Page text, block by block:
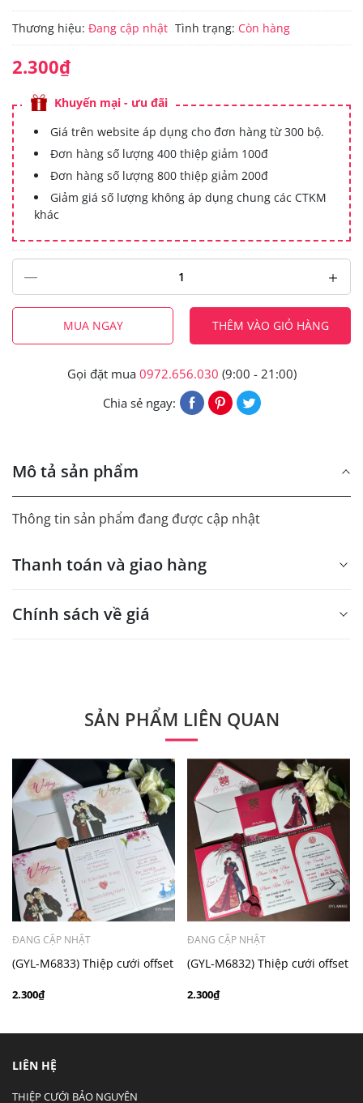
Thương hiệu: Đang cập nhật Tình trạng: Còn hàng
2.300₫
Khuyến mại - ưu đãi
Giá trên website áp dụng cho đơn hàng từ 300 bộ.
Đơn hàng số lượng 400 thiệp giảm 100đ
Đơn hàng số lượng 800 thiệp giảm 200đ
Giảm giá số lượng không áp dụng chung các CTKM
khác
MUA NGAY THÊM VÀO GIỎ HÀNG
Gọi đặt mua 0972.656.030 (9:00 - 21:00)
Chia sẻ ngay:
Mô tả sản phẩm
Thông tin sản phẩm đang được cập nhật
Thanh toán và giao hàng
Chính sách về giá
Quý khách vui lòng liên hệ để có thông tin chính xác.
- Mẫu dưới 3000 giá chưa bao gồm bản đồ, quý khách
có nhu cầu in bản đồ sẽ có mức phí 300 - 500 đồng 1
thiệp tuỳ chất liệu.
SẢN PHẨM LIÊN QUAN
ĐANG CẬP NHẬT
(GYL-M6833) Thiệp cưới offset
2.300₫
ĐANG CẬP NHẬT
(GYL-M6832) Thiệp cưới offset
2.300₫
LIÊN HỆ
THIỆP CƯỚI BẢO NGUYÊN